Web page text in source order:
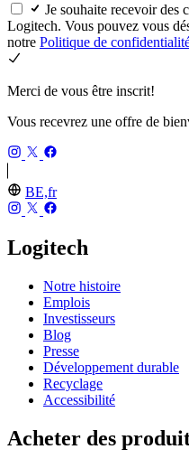
Je souhaite recevoir des
Logitech. Vous pouvez vous
notre Politique de
Merci de vous être inscrit!
Vous recevrez une offre de
BE,fr
Logitech
Notre histoire
Emplois
Investisseurs
Blog
Presse
Développement durable
Recyclage
Accessibilité
Acheter des